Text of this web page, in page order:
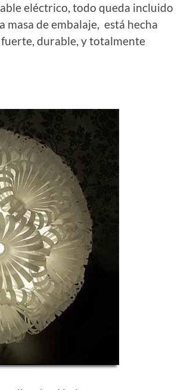
eléctrico, todo queda incluido
masa de embalaje, está hecha
durable, y totalmente